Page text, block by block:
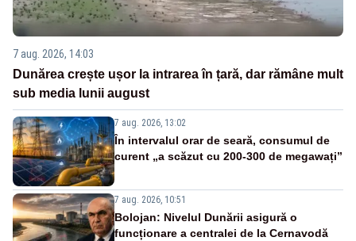
7 aug. 2026, 14:03
Dunărea crește ușor la intrarea în țară, dar rămâne mult
sub media lunii august
7 aug. 2026, 13:02
În intervalul orar de seară, consumul de
curent „a scăzut cu 200-300 de megawați”
7 aug. 2026, 10:51
Bolojan: Nivelul Dunării asigură o
funcționare a centralei de la Cernavodă